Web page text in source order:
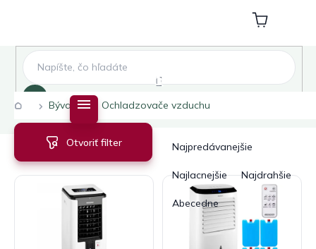
Nákupný
košík
Domov
Bývanie Ochladzovače vzduchu
a
e
Najpredávanejšie
Najlacnejšie Najdrahšie
Abecedne
Otvoriť filter
V
p
i